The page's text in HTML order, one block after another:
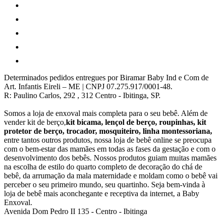
Determinados pedidos entregues por Biramar Baby Ind e Com de
Art. Infantis Eireli – ME | CNPJ 07.275.917/0001-48.
R: Paulino Carlos, 292 , 312 Centro - Ibitinga, SP.
Somos a loja de enxoval mais completa para o seu bebê. Além de
vender kit de berço,kit bicama, lençol de berço, roupinhas, kit
protetor de berço, trocador, mosquiteiro, linha montessoriana,
entre tantos outros produtos, nossa loja de bebê online se preocupa
com o bem-estar das mamães em todas as fases da gestação e com o
desenvolvimento dos bebês. Nossos produtos guiam muitas mamães
na escolha de estilo do quarto completo de decoração do chá de
bebê, da arrumação da mala maternidade e moldam como o bebê vai
perceber o seu primeiro mundo, seu quartinho. Seja bem-vinda à
loja de bebê mais aconchegante e receptiva da internet, a Baby
Enxoval.
Avenida Dom Pedro II 135 - Centro - Ibitinga